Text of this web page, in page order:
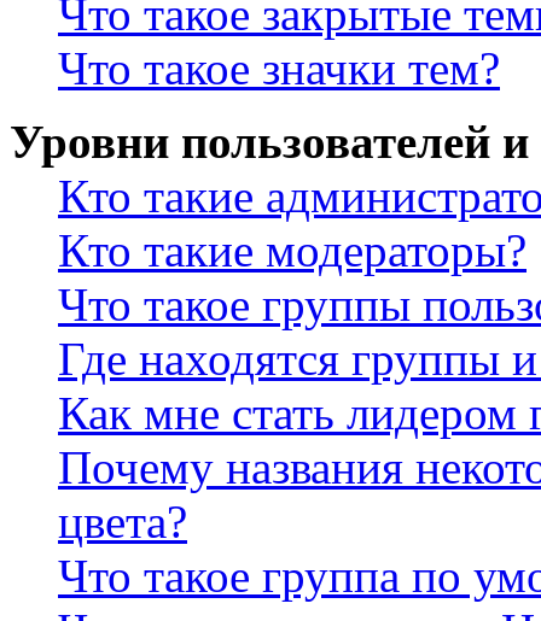
Что такое закрытые
Что такое значки тем?
Уровни пользователей
Кто такие
Кто такие модераторы?
Что такое группы
Где находятся группы
Как мне стать лидером
Почему названия
цвета?
Что такое группа по